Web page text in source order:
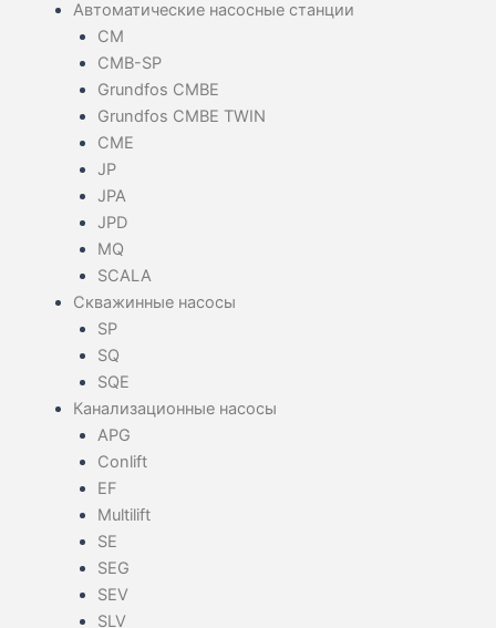
Автоматические насосные станции
CM
CMB-SP
Grundfos CMBE
Grundfos CMBE TWIN
CME
JP
JPA
JPD
MQ
SCALA
Скважинные насосы
SP
SQ
SQE
Канализационные насосы
APG
Conlift
EF
Multilift
SE
SEG
SEV
SLV